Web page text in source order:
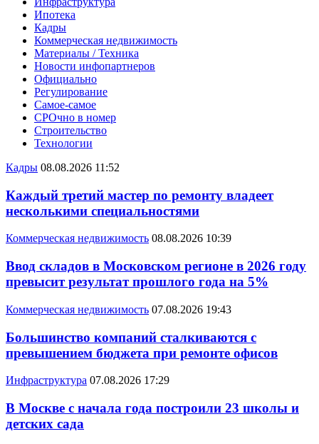
Ипотека
Кадры
Коммерческая недвижимость
Материалы / Техника
Новости инфопартнеров
Официально
Регулирование
Самое-самое
СРОчно в номер
Строительство
Технологии
Кадры 08.08.2026 11:52
Каждый третий мастер по ремонту владеет
несколькими специальностями
Коммерческая недвижимость 08.08.2026 10:39
Ввод складов в Московском регионе в 2026 году
превысит результат прошлого года на 5%
Коммерческая недвижимость 07.08.2026 19:43
Большинство компаний сталкиваются с
превышением бюджета при ремонте офисов
Инфраструктура 07.08.2026 17:29
В Москве с начала года построили 23 школы и
детских сада